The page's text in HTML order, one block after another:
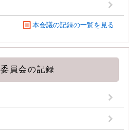
本会議の記録の一覧を見る
委員会の記録